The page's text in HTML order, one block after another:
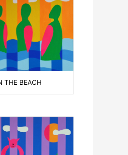
THE BEACH